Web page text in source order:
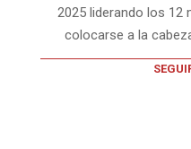
2025 liderando los 12
colocarse a la